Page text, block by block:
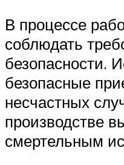
В процессе
соблюдать
безопасности.
безопасные
несчастных
производстве
смертельным